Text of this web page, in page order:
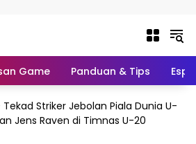
Game Panduan & Tips
Tekad Striker Jebolan Piala Dunia U-
Jens Raven di Timnas U-20